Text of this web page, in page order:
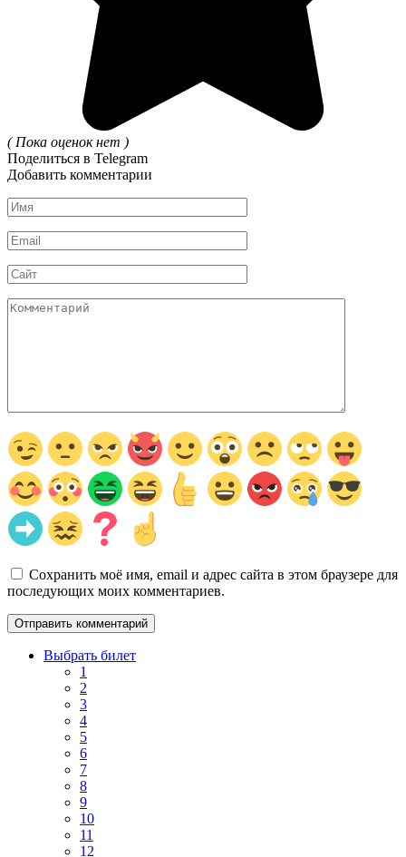
( Пока оценок нет )
Поделиться в Telegram
Добавить комментарии
Имя
*
Email
*
Сайт
Комментарий
Сохранить моё имя, email и адрес сайта в этом браузере для
последующих моих комментариев.
Выбрать билет
1
2
3
4
5
6
7
8
9
10
11
12